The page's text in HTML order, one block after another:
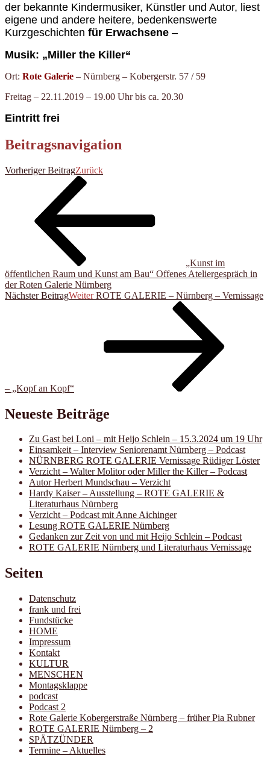
der bekannte Kindermusiker, Künstler und Autor, liest
eigene und andere heitere, bedenkenswerte
Kurzgeschichten für Erwachsene –
Musik: „Miller the Killer“
Ort: Rote Galerie – Nürnberg – Kobergerstr. 57 / 59
Freitag – 22.11.2019 – 19.00 Uhr bis ca. 20.30
Eintritt frei
Beitragsnavigation
Vorheriger BeitragZurück
„Kunst im
öffentlichen Raum und Kunst am Bau“ Offenes Ateliergespräch in
der Roten Galerie Nürnberg
Nächster BeitragWeiter ROTE GALERIE – Nürnberg – Vernissage
– „Kopf an Kopf“
Neueste Beiträge
Zu Gast bei Loni – mit Heijo Schlein – 15.3.2024 um 19 Uhr
Einsamkeit – Interview Seniorenamt Nürnberg – Podcast
NÜRNBERG ROTE GALERIE Vernissage Rüdiger Löster
Verzicht – Walter Molitor oder Miller the Killer – Podcast
Autor Herbert Mundschau – Verzicht
Hardy Kaiser – Ausstellung – ROTE GALERIE &
Literaturhaus Nürnberg
Verzicht – Podcast mit Anne Aichinger
Lesung ROTE GALERIE Nürnberg
Gedanken zur Zeit von und mit Heijo Schlein – Podcast
ROTE GALERIE Nürnberg und Literaturhaus Vernissage
Seiten
Datenschutz
frank und frei
Fundstücke
HOME
Impressum
Kontakt
KULTUR
MENSCHEN
Montagsklappe
podcast
Podcast 2
Rote Galerie Kobergerstraße Nürnberg – früher Pia Rubner
ROTE GALERIE Nürnberg – 2
SPÄTZÜNDER
Termine – Aktuelles